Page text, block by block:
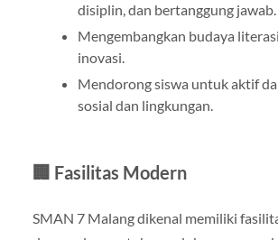
disiplin, dan bertanggung jawab.
Mengembangkan budaya
inovasi.
Mendorong siswa untuk aktif
sosial dan lingkungan.
🏢 Fasilitas Modern
SMAN 7 Malang dikenal memiliki